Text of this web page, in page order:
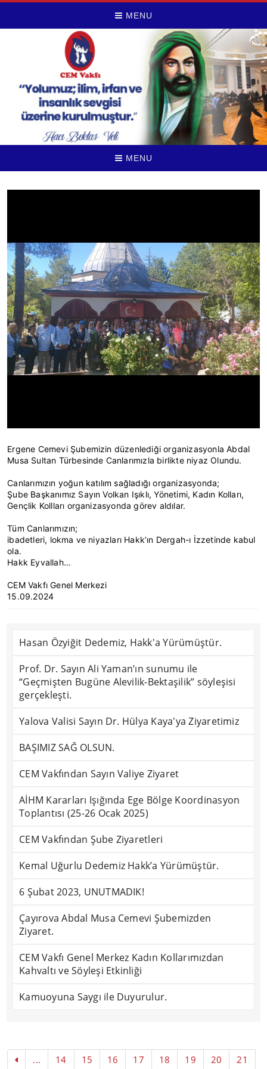
MENU
MENU
Ergene Cemevi Şubemizin düzenlediği organizasyonla Abdal
Musa Sultan Türbesinde Canlarımızla birlikte niyaz Olundu.
Canlarımızın yoğun katılım sağladığı organizasyonda;
Şube Başkanımız Sayın Volkan Işıklı, Yönetimi, Kadın Kolları,
Gençlik Kollları organizasyonda görev aldılar.
Tüm Canlarımızın;
ibadetleri, lokma ve niyazları Hakk’ın Dergah-ı İzzetinde kabul
ola.
Hakk Eyvallah…
CEM Vakfı Genel Merkezi
15.09.2024
Hasan Özyiğit Dedemiz, Hakk'a Yürümüştür.
Prof. Dr. Sayın Ali Yaman’ın sunumu ile
“Geçmişten Bugüne Alevilik-Bektaşilik” söyleşisi
gerçekleşti.
Yalova Valisi Sayın Dr. Hülya Kaya'ya Ziyaretimiz
BAŞIMIZ SAĞ OLSUN.
CEM Vakfından Sayın Valiye Ziyaret
AİHM Kararları Işığında Ege Bölge Koordinasyon
Toplantısı (25-26 Ocak 2025)
CEM Vakfından Şube Ziyaretleri
Kemal Uğurlu Dedemiz Hakk’a Yürümüştür.
6 Şubat 2023, UNUTMADIK!
Çayırova Abdal Musa Cemevi Şubemizden
Ziyaret.
CEM Vakfı Genel Merkez Kadın Kollarımızdan
Kahvaltı ve Söyleşi Etkinliği
Kamuoyuna Saygı ile Duyurulur.
... 14 15 16 17 18 19 20 21